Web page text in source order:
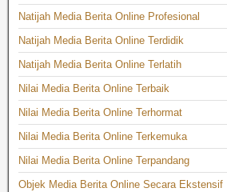
Natijah Media Berita Online Profesional
Natijah Media Berita Online Terdidik
Natijah Media Berita Online Terlatih
Nilai Media Berita Online Terbaik
Nilai Media Berita Online Terhormat
Nilai Media Berita Online Terkemuka
Nilai Media Berita Online Terpandang
Objek Media Berita Online Secara Ekstensif